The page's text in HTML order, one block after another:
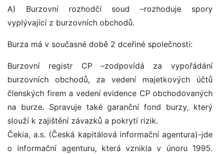
A) Burzovní rozhodčí soud –rozhoduje spory
vyplývající z burzovních obchodů.
Burza má v současné době 2 dceřiné společnosti:
Burzovní registr CP –zodpovídá za vypořádání
burzovních obchodů, za vedení majetkových účtů
členských firem a vedení evidence CP obchodovaných
na burze. Spravuje také garanční fond burzy, který
slouží k zajištění závazků a pokrytí rizik.
Čekia, a.s. (Česká kapitálová informační agentura)-jde
o informační agenturu, která vznikla v únoru 1995.